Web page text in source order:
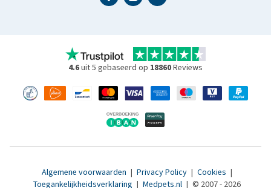
4.6uit 5 gebaseerd op 18860Reviews
Algemene voorwaarden | Privacy Policy | Cookies |
Toegankelijkheidsverklaring | Medpets.nl | © 2007 - 2026